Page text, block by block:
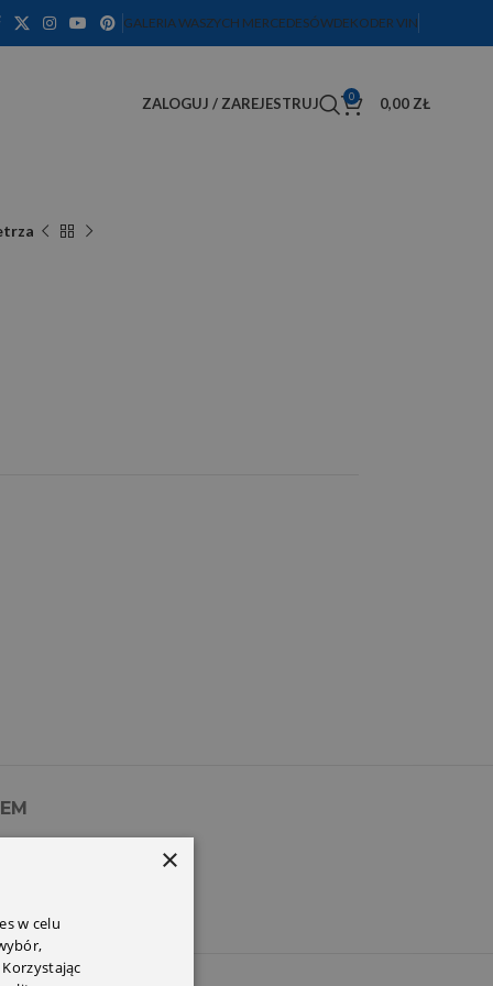
GALERIA WASZYCH MERCEDESÓWDEKODER VIN
ZALOGUJ / ZAREJESTRUJ 0 0,00 ZŁ
×
w celu